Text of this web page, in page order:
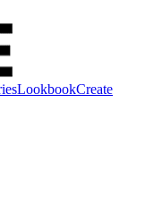
LookbookCreate